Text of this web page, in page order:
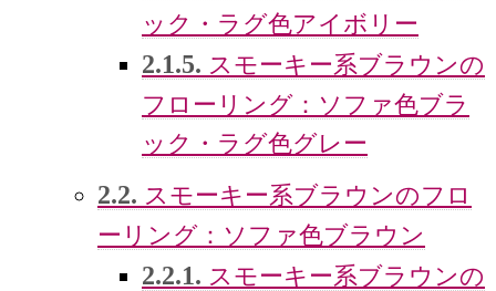
ック・ラグ色アイボリー
2.1.5. スモーキー系ブラウンの
フローリング：ソファ色ブラ
ック・ラグ色グレー
2.2. スモーキー系ブラウンのフロ
ーリング：ソファ色ブラウン
2.2.1. スモーキー系ブラウンの